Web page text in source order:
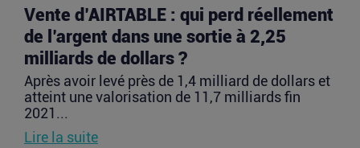
Vente d’AIRTABLE : qui perd réellement
de l’argent dans une sortie à 2,25
milliards de dollars ?
Après avoir levé près de 1,4 milliard de dollars et
atteint une valorisation de 11,7 milliards fin
2021...
Lire la suite